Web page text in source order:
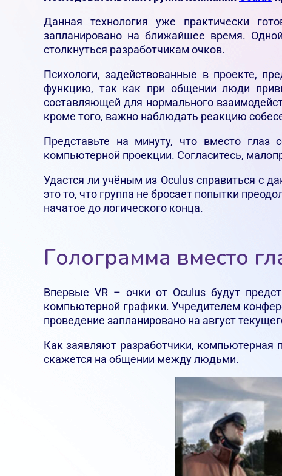
Данная технология уже практически
запланировано на ближайшее время.
столкнуться разработчикам очков.
Психологи, задействованные в проекте,
функцию, так как при общении люди
составляющей для нормального
кроме того, важно наблюдать реакцию
Представьте на минуту, что вместо
компьютерной проекции. Согласитесь,
Удастся ли учёным из Oculus справиться с
это то, что группа не бросает попытки
начатое до логического конца.
Голограмма вместо
Впервые VR – очки от Oculus будут
компьютерной графики. Учредителем
проведение запланировано на август
Как заявляют разработчики, компьютерная
скажется на общении между людьми.